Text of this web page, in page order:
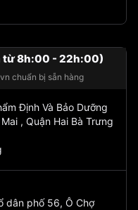
từ 8h:00 - 22h:00)
chuẩn bị sẵn hàng
Định Và Bảo Dưỡng
, Quận Hai Bà Trưng
dân phố 56, Ô Chợ